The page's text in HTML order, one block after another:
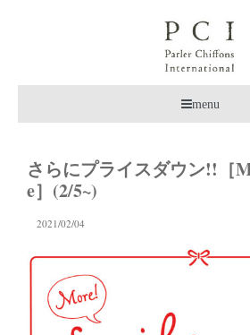
menu
さらにプライスダウン!!［
e］(2/5~)
2021/02/04